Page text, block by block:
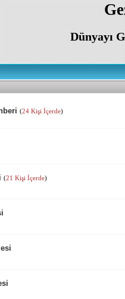
Dünyayı
(24 Kişi İçerde)
(21 Kişi İçerde)